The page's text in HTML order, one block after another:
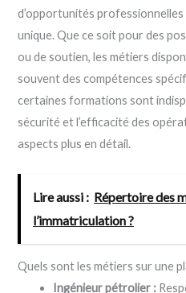
d’opportunités
unique. Que ce soit pour des
ou de soutien, les métiers
souvent des compétences
certaines formations sont
sécurité et l’efficacité des
aspects plus en détail.
Lire aussi : Répertoire des
l’immatriculation ?
Quels sont les métiers sur une
Ingénieur pétrolier :